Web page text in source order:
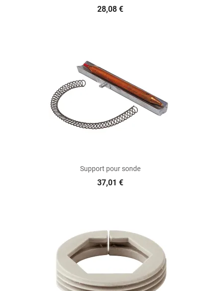
28,08 €
Support pour sonde
37,01 €